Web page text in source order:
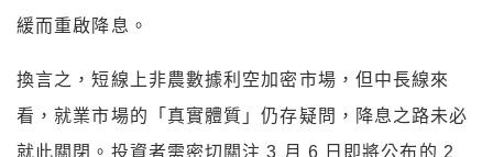
緩而重啟降息。
換言之，短線上非農數據利空加密市場，但中長線來
看，就業市場的「真實體質」仍存疑問，降息之路未必
就此關閉。投資者需密切關注 3 月 6 日即將公布的 2